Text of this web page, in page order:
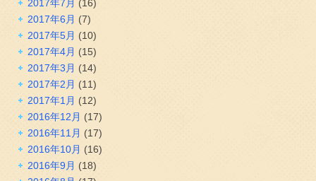
2017年7月 (16)
2017年6月 (7)
2017年5月 (10)
2017年4月 (15)
2017年3月 (14)
2017年2月 (11)
2017年1月 (12)
2016年12月 (17)
2016年11月 (17)
2016年10月 (16)
2016年9月 (18)